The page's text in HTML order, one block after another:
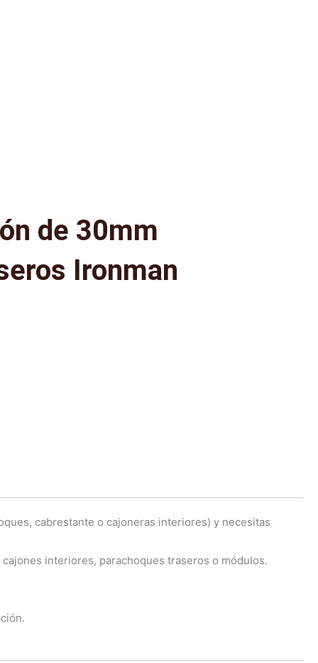
de 30mm
Ironman
cabrestante o cajoneras interiores) y necesitas
interiores, parachoques traseros o módulos.